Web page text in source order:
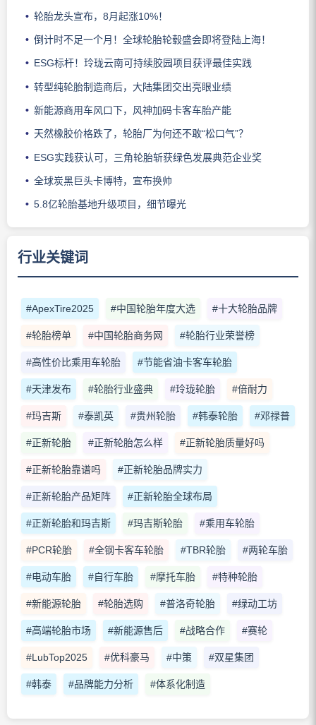
轮胎龙头宣布，8月起涨10%！
倒计时不足一个月！全球轮胎轮毂盛会即将登陆上海！
ESG标杆！玲珑云南可持续胶园项目获评最佳实践
转型纯轮胎制造商后，大陆集团交出亮眼业绩
新能源商用车风口下，风神加码卡客车胎产能
天然橡胶价格跌了，轮胎厂为何还不敢“松口气”？
ESG实践获认可，三角轮胎斩获绿色发展典范企业奖
全球炭黑巨头卡博特，宣布换帅
5.8亿轮胎基地升级项目，细节曝光
行业关键词
#ApexTire2025 #中国轮胎年度大选 #十大轮胎品牌
#轮胎榜单 #中国轮胎商务网 #轮胎行业荣誉榜
#高性价比乘用车轮胎 #节能省油卡客车轮胎
#天津发布 #轮胎行业盛典 #玲珑轮胎 #倍耐力
#玛吉斯 #泰凯英 #贵州轮胎 #韩泰轮胎 #邓禄普
#正新轮胎 #正新轮胎怎么样 #正新轮胎质量好吗
#正新轮胎靠谱吗 #正新轮胎品牌实力
#正新轮胎产品矩阵 #正新轮胎全球布局
#正新轮胎和玛吉斯 #玛吉斯轮胎 #乘用车轮胎
#PCR轮胎 #全钢卡客车轮胎 #TBR轮胎 #两轮车胎
#电动车胎 #自行车胎 #摩托车胎 #特种轮胎
#新能源轮胎 #轮胎选购 #普洛奇轮胎 #绿动工坊
#高端轮胎市场 #新能源售后 #战略合作 #赛轮
#LubTop2025 #优科豪马 #中策 #双星集团
#韩泰 #品牌能力分析 #体系化制造